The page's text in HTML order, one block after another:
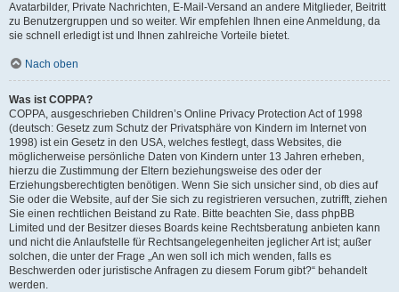
Avatarbilder, Private Nachrichten, E-Mail-Versand an andere Mitglieder, Beitritt
zu Benutzergruppen und so weiter. Wir empfehlen Ihnen eine Anmeldung, da
sie schnell erledigt ist und Ihnen zahlreiche Vorteile bietet.
Nach oben
Was ist COPPA?
COPPA, ausgeschrieben Children’s Online Privacy Protection Act of 1998
(deutsch: Gesetz zum Schutz der Privatsphäre von Kindern im Internet von
1998) ist ein Gesetz in den USA, welches festlegt, dass Websites, die
möglicherweise persönliche Daten von Kindern unter 13 Jahren erheben,
hierzu die Zustimmung der Eltern beziehungsweise des oder der
Erziehungsberechtigten benötigen. Wenn Sie sich unsicher sind, ob dies auf
Sie oder die Website, auf der Sie sich zu registrieren versuchen, zutrifft, ziehen
Sie einen rechtlichen Beistand zu Rate. Bitte beachten Sie, dass phpBB
Limited und der Besitzer dieses Boards keine Rechtsberatung anbieten kann
und nicht die Anlaufstelle für Rechtsangelegenheiten jeglicher Art ist; außer
solchen, die unter der Frage „An wen soll ich mich wenden, falls es
Beschwerden oder juristische Anfragen zu diesem Forum gibt?“ behandelt
werden.